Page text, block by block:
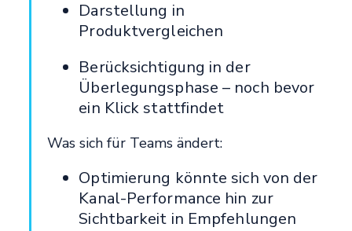
Darstellung in
Produktvergleichen
Berücksichtigung in der
Überlegungsphase – noch bevor
ein Klick stattfindet
Was sich für Teams ändert:
Optimierung könnte sich von der
Kanal-Performance hin zur
Sichtbarkeit in Empfehlungen